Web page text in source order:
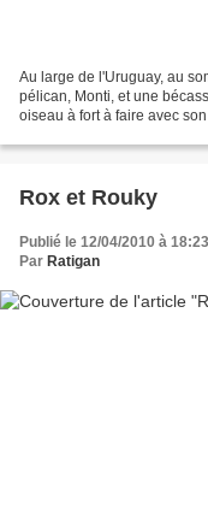
Au large de l'Uruguay, au
pélican, Monti, et une
oiseau à fort à faire avec
Rox et Rouky
Publié le 12/04/2010 à 18:23
Par Ratigan